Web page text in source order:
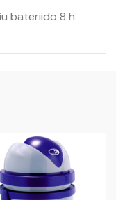
bateriido 8 h